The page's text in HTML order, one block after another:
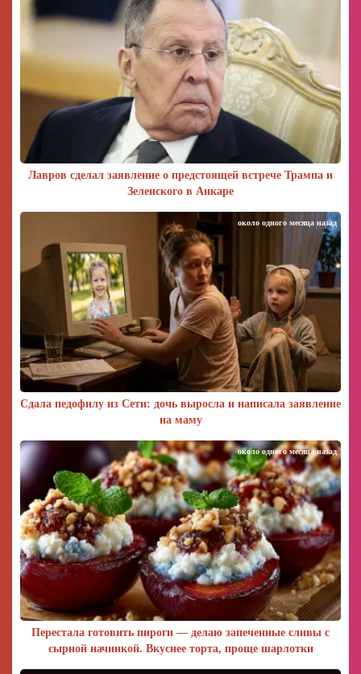
Лавров сделал заявление о предстоящей встрече Трампа и
Зеленского в Анкаре
Сдала педофилу из Сети: дочь выросла и написала заявление
на маму
около одного месяца назад
Перестала готовить пироги — делаю запеченные сливы с
сырной начинкой. Вкуснее торта, проще шарлотки
около одного месяца назад